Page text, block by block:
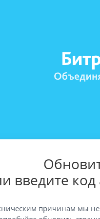
введите
причинам мы